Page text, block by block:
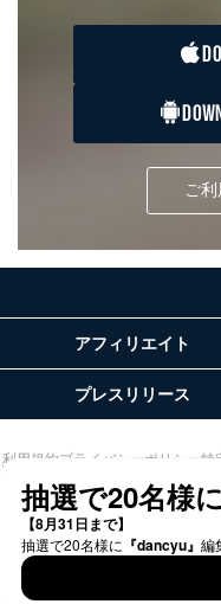
３．個人情報の第三
当社は、取得した個
本人の同意を得るこ
ません。ただし、次
法令に基づく場合
人の生命､身体ま
公衆衛生の向上ま
に特に必要がある
国の機関もしくは
た者が法令の定め
により当該事務の
き。
託・提供する場合
供先企業に個人情
委託・提供先企業
が、これらに限り
委託先：カス
ご
アフィリエイト
プレスリリース
利用規約プライバシーポリシー 特